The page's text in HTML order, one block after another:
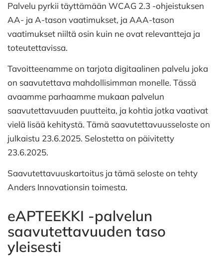
Palvelu pyrkii täyttämään WCAG 2.3 -ohjeistuksen
AA- ja A-tason vaatimukset, ja AAA-tason
vaatimukset niiltä osin kuin ne ovat relevantteja ja
toteutettavissa.
Tavoitteenamme on tarjota digitaalinen palvelu joka
on saavutettava mahdollisimman monelle. Tässä
avaamme parhaamme mukaan palvelun
saavutettavuuden puutteita, ja kohtia jotka vaativat
vielä lisää kehitystä. Tämä saavutettavuusseloste on
julkaistu 23.6.2025. Selostetta on päivitetty
23.6.2025.
Saavutettavuuskartoitus ja tämä seloste on tehty
Anders Innovationsin toimesta.
eAPTEEKKI -palvelun
saavutettavuuden taso
yleisesti